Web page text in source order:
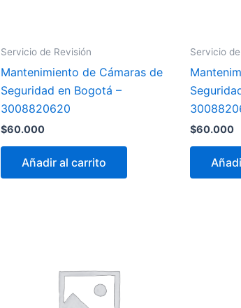
Servicio de Revisión
Mantenimiento de Cámaras de
Seguridad en Bogotá –
3008820620
$60.000
Añadir al carrito
Servicio
$60.000